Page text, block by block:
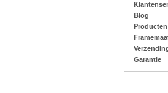
Blog
Garantie